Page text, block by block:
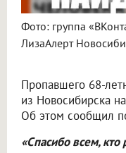
Фото: группа
ЛизаАлерт
Пропавшего 68-
из Новосибирска
Об этом сообщил
«Спасибо всем,